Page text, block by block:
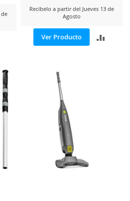
de
COMPARAR
Recíbelo a partir del Jueves 13 de
Agosto
Ver Producto